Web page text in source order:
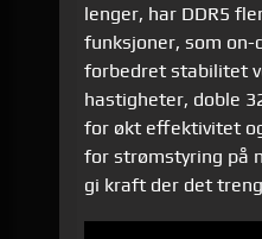
lenger, har DDR5
funksjoner, som on-
forbedret stabilitet
hastigheter, doble
for økt effektivitet
for strømstyring på
gi kraft der det